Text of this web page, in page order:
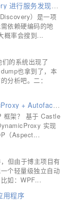
使用 Microsoft.Extensions.ServiceDiscovery 进行服务发现并调用
）是一项
依赖硬编码的地
概率会搜到...
的系统出现了
也拿到了，本
分析吧。二：
Asp .Net Core 系列：基于 Castle DynamicProxy + Autofac 实践 AOP 以及实现事务、用户填充功能
框架？ 基于 Castle
实现
（Aspect...
但由于博主项目有
个轻量级独立自动
如：WPF...
用程序